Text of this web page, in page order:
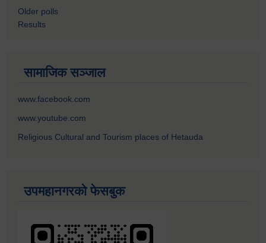
Older polls
Results
सामाजिक सञ्जाल
www.facebook.com
www.youtube.com
Religious Cultural and Tourism places of Hetauda
उपमहानगरको फेसबुक